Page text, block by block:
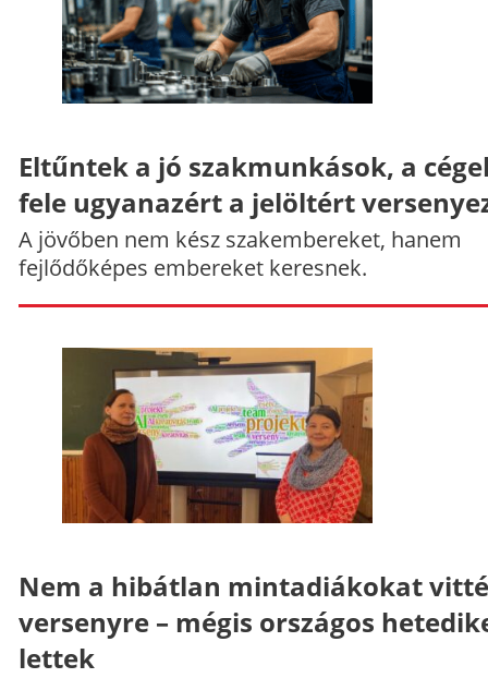
Eltűntek a jó szakmunkások, a
fele ugyanazért a jelöltért
A jövőben nem kész szakembereket, hanem
fejlődőképes embereket keresnek.
Nem a hibátlan mintadiákokat
versenyre – mégis országos
lettek